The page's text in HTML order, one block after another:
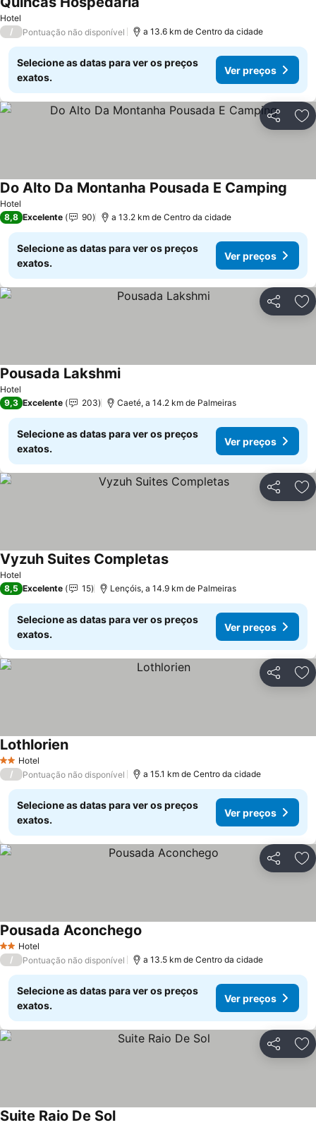
Hotel
/ Pontuação não disponível a 13.6 km de Centro da cidade
Selecione as datas para ver os preços
exatos.
Ver preços
Partilhar
Hotel
Do Alto Da Montanha Pousada E Camping
8,8 Excelente 90 a 13.2 km de Centro da cidade
Selecione as datas para ver os preços
exatos.
Ver preços
Partilhar
Hotel
Pousada Lakshmi
9,3 Excelente 203 Caeté, a 14.2 km de Palmeiras
Selecione as datas para ver os preços
exatos.
Ver preços
Partilhar
Hotel
Vyzuh Suites Completas
8,5 Excelente 15 Lençóis, a 14.9 km de Palmeiras
Selecione as datas para ver os preços
exatos.
Ver preços
Partilhar
2 Estrelas
Hotel
Lothlorien
/ Pontuação não disponível a 15.1 km de Centro da cidade
Selecione as datas para ver os preços
exatos.
Ver preços
Partilhar
2 Estrelas
Hotel
Pousada Aconchego
/ Pontuação não disponível a 13.5 km de Centro da cidade
Selecione as datas para ver os preços
exatos.
Ver preços
Partilhar
Suite Raio De Sol